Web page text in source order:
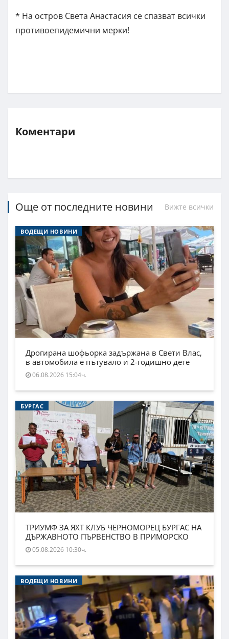
* На остров Света Анастасия се спазват всички
противоепидемични мерки!
Коментари
Още от последните новини Вижте всички
ВОДЕЩИ НОВИНИ
Дрогирана шофьорка задържана в Свети Влас,
в автомобила е пътувало и 2-годишно дете
06.08.2026 15:04ч.
БУРГАС
ТРИУМФ ЗА ЯХТ КЛУБ ЧЕРНОМОРЕЦ БУРГАС НА
ДЪРЖАВНОТО ПЪРВЕНСТВО В ПРИМОРСКО
05.08.2026 10:30ч.
ВОДЕЩИ НОВИНИ